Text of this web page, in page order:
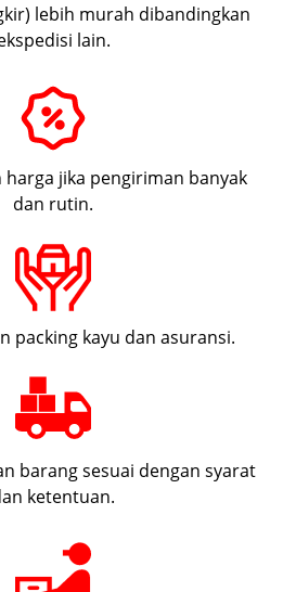
lebih murah dibandingkan
lain.
harga jika pengiriman banyak
dan rutin.
packing kayu dan asuransi.
barang sesuai dengan syarat
ketentuan.